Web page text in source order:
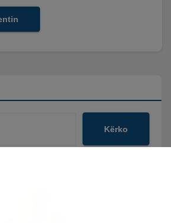
Kërko